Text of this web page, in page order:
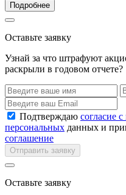
Подробнее
Оставьте заявку
Узнай за что штрафуют
раскрыли в годовом отчете?
Подтверждаю согласие
персональных данных и
соглашение
Отправить заявку
Оставьте заявку